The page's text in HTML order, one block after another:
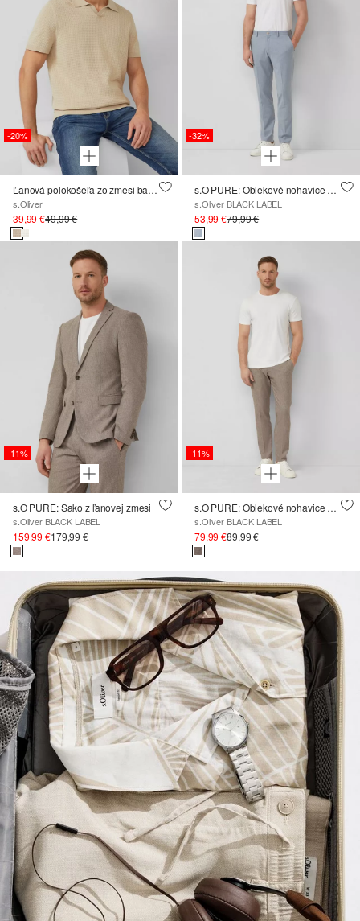
-20%
Ľanová polokošeľa zo zmesi bavlny a ľanu
s.Oliver
39,99 €49,99 €
-32%
s.O PURE: Oblekové nohavice z ľanovej zmesi
s.Oliver BLACK LABEL
53,99 €79,99 €
-11%
s.O PURE: Sako z ľanovej zmesi
s.Oliver BLACK LABEL
159,99 €179,99 €
-11%
s.O PURE: Oblekové nohavice z ľanovej zmesi
s.Oliver BLACK LABEL
79,99 €89,99 €